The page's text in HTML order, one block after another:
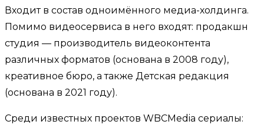
Входит в состав одноимённого медиа-холдинга.
Помимо видеосервиса в него входят: продакшн
студия — производитель видеоконтента
различных форматов (основана в 2008 году),
креативное бюро, а также Детская редакция
(основана в 2021 году).
Среди известных проектов WBCMedia сериалы: